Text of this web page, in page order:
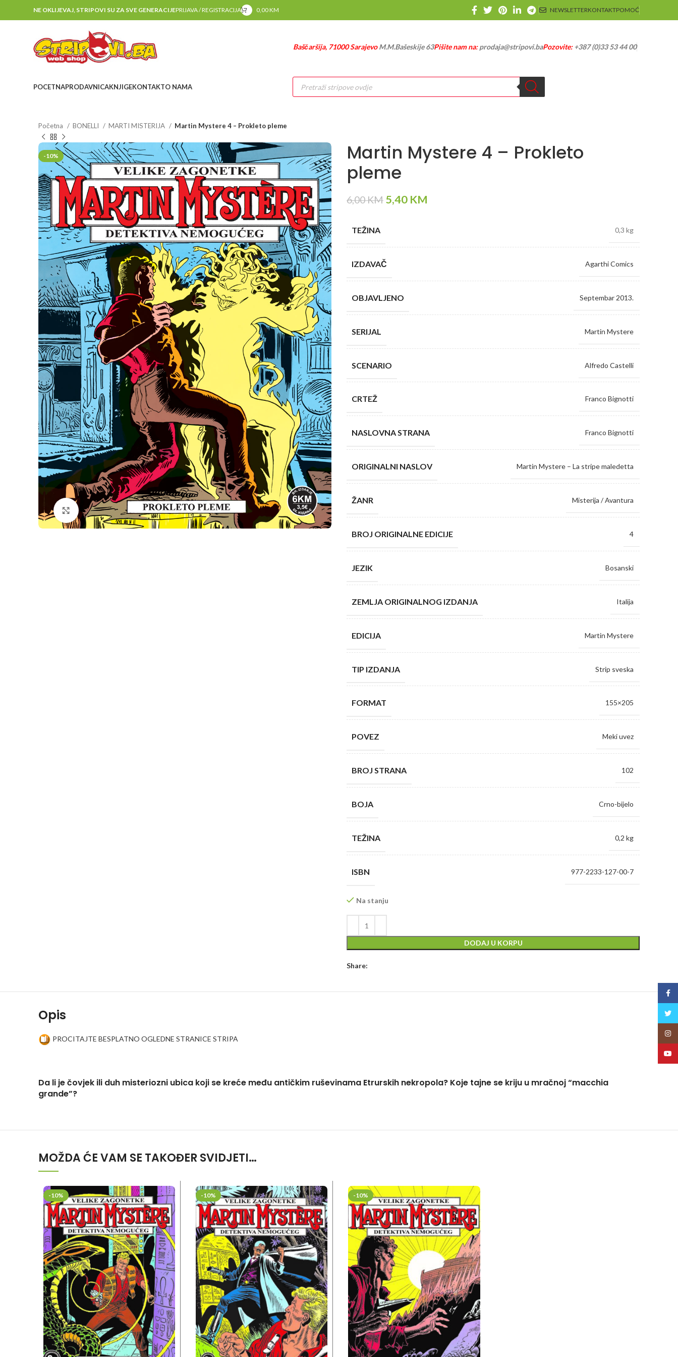
NE OKLIJEVAJ, STRIPOVI SU ZA SVE GENERACIJEPRIJAVA / REGISTRACIJA 0,00KM NEWSLETTERKONTAKTPOMOĆ
Baščaršija, 71000 SarajevoM.M.Bašeskije 63Pišite nam na:prodaja@stripovi.baPozovite:+387 (0)33 53 44 00
POCETNAPRODAVNICAKNJIGEKONTAKTO NAMA
Products
search
Početna BONELLI MARTI MISTERIJA Martin Mystere 4 – Prokleto pleme
-10%
Klikni da povečaš
Martin Mystere 4 – Prokleto
pleme
6,00KM Original
5,40 KM
TEŽINA 0,3 kg
IZDAVAČ Agarthi Comics
OBJAVLJENO Septembar 2013.
SERIJAL Martin Mystere
SCENARIO Alfredo Castelli
CRTEŽ Franco Bignotti
NASLOVNA STRANA Franco Bignotti
ORIGINALNI NASLOV Martin Mystere – La stripe maledetta
ŽANR Misterija / Avantura
BROJ ORIGINALNE EDICIJE 4
JEZIK Bosanski
ZEMLJA ORIGINALNOG IZDANJA Italija
EDICIJA Martin Mystere
TIP IZDANJA Strip sveska
FORMAT 155×205
POVEZ Meki uvez
BROJ STRANA 102
BOJA Crno-bijelo
TEŽINA 0,2 kg
ISBN 977-2233-127-00-7
Na stanju
DODAJ U KORPU
Share:
Opis
PROCITAJTE BESPLATNO OGLEDNE STRANICE STRIPA
Da li je čovjek ili duh misteriozni ubica koji se kreće među antičkim ruševinama Etrurskih nekropola? Koje tajne se kriju u mračnoj “macchia
grande”?
MOŽDA ĆE VAM SE TAKOĐER SVIDJETI…
-10% -10% -10%